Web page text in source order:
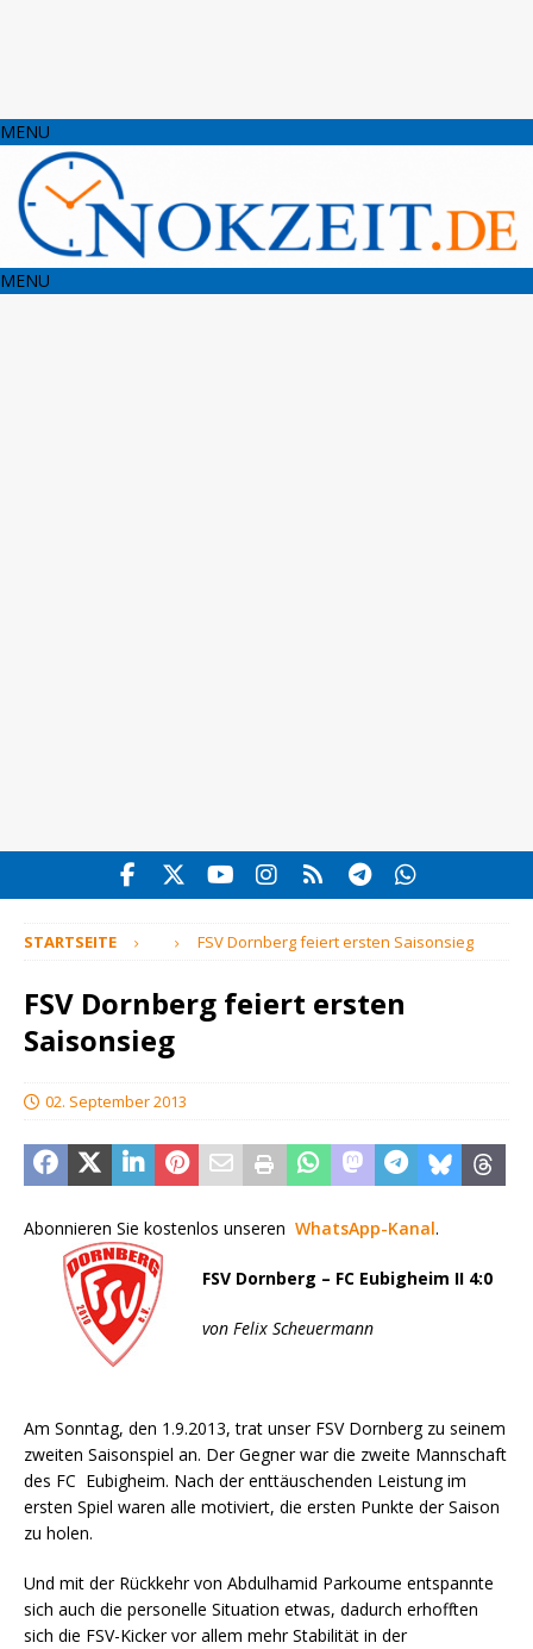
MENU
MENU
STARTSEITE FSV Dornberg feiert ersten Saisonsieg
FSV Dornberg feiert ersten
Saisonsieg
02. September 2013
Abonnieren Sie kostenlos unseren WhatsApp-Kanal.
FSV Dornberg – FC Eubigheim II 4:0
von Felix Scheuermann
Am Sonntag, den 1.9.2013, trat unser FSV Dornberg zu seinem
zweiten Saisonspiel an. Der Gegner war die zweite Mannschaft
des FC Eubigheim. Nach der enttäuschenden Leistung im
ersten Spiel waren alle motiviert, die ersten Punkte der Saison
zu holen.
Und mit der Rückkehr von Abdulhamid Parkoume entspannte
sich auch die personelle Situation etwas, dadurch erhofften
sich die FSV-Kicker vor allem mehr Stabilität in der